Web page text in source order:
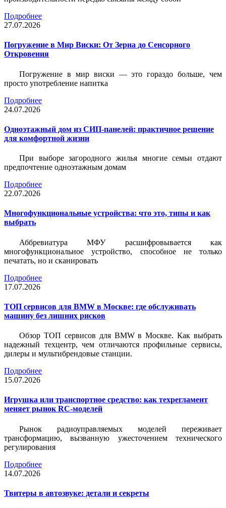
Подробнее
27.07.2026
Погружение в Мир Виски: От Зерна до Сенсорного
Откровения
Погружение в мир виски — это гораздо больше, чем
просто употребление напитка
Подробнее
24.07.2026
Одноэтажный дом из СИП-панелей: практичное решение
для комфортной жизни
При выборе загородного жилья многие семьи отдают
предпочтение одноэтажным домам
Подробнее
22.07.2026
Многофункциональные устройства: что это, типы и как
выбрать
Аббревиатура МФУ расшифровывается как
многофункциональное устройство, способное не только
печатать, но и сканировать
Подробнее
17.07.2026
ТОП сервисов для BMW в Москве: где обслуживать
машину без лишних рисков
Обзор ТОП сервисов для BMW в Москве. Как выбрать
надежный техцентр, чем отличаются профильные сервисы,
дилеры и мультибрендовые станции.
Подробнее
15.07.2026
Игрушка или транспортное средство: как техрегламент
меняет рынок RC-моделей
Рынок радиоуправляемых моделей переживает
трансформацию, вызванную ужесточением технического
регулирования
Подробнее
14.07.2026
Твитеры в автозвуке: детали и секреты